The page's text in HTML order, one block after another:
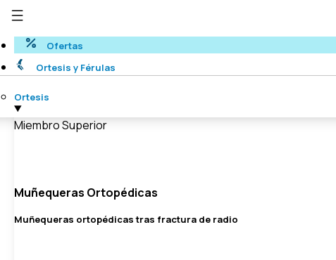
Ofertas
Ortesis y Férulas
Ortesis
Miembro Superior
Muñequeras Ortopédicas
Muñequeras ortopédicas tras fractura de radio